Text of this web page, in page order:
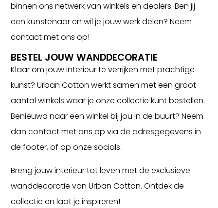
binnen ons netwerk van winkels en dealers. Ben jij
een kunstenaar en wil je jouw werk delen? Neem
contact met ons op!
BESTEL JOUW WANDDECORATIE
Klaar om jouw interieur te verrijken met prachtige
kunst? Urban Cotton werkt samen met een groot
aantal winkels waar je onze collectie kunt bestellen.
Benieuwd naar een winkel bij jou in de buurt? Neem
dan contact met ons op via de adresgegevens in
de footer, of op onze socials.
Breng jouw interieur tot leven met de exclusieve
wanddecoratie van Urban Cotton. Ontdek de
collectie en laat je inspireren!